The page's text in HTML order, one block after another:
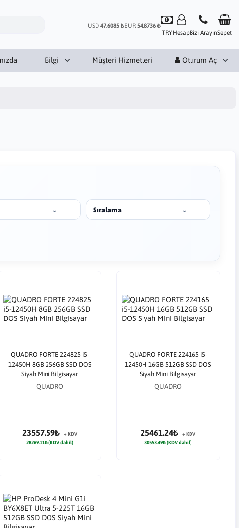
USD 47.6085 ₺EUR 54.8736 ₺
TRYHesapBizi ArayınSepet
Bilgi Müşteri Hizmetleri Oturum Aç
Sıralama
QUADRO FORTE 224825 i5-
12450H 8GB 256GB SSD DOS
Siyah Mini Bilgisayar
QUADRO
23557.59₺
+ KDV
28269.11₺ (KDV dahil)
QUADRO FORTE 224165 i5-
12450H 16GB 512GB SSD DOS
Siyah Mini Bilgisayar
QUADRO
25461.24₺
+ KDV
30553.49₺ (KDV dahil)